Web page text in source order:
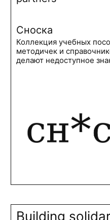
Сноска
Коллекция учебных
методичек и
делают недоступное
Building